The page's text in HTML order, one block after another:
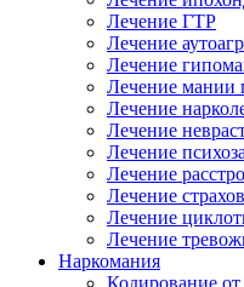
Лечение ГТР
Лечение
Лечение
Лечение мании
Лечение
Лечение
Лечение психоза
Лечение
Лечение
Лечение
Лечение
Наркомания
Кодирование от